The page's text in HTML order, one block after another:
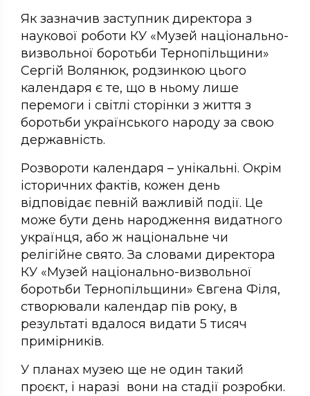
Як зазначив заступник директора з
наукової роботи КУ «Музей національно-
визвольної боротьби Тернопільщини»
Сергій Волянюк, родзинкою цього
календаря є те, що в ньому лише
перемоги і світлі сторінки з життя з
боротьби українського народу за свою
державність.
Розвороти календаря – унікальні. Окрім
історичних фактів, кожен день
відповідає певній важливій події. Це
може бути день народження видатного
українця, або ж національне чи
релігійне свято. За словами директора
КУ «Музей національно-визвольної
боротьби Тернопільщини» Євгена Філя,
створювали календар пів року, в
результаті вдалося видати 5 тисяч
примірників.
У планах музею ще не один такий
проєкт, і наразі вони на стадії розробки.